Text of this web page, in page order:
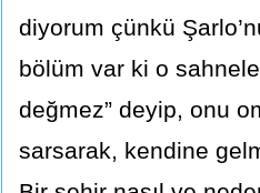
diyorum çünkü
bölüm var ki o
değmez” deyip, onu
sarsarak, kendine